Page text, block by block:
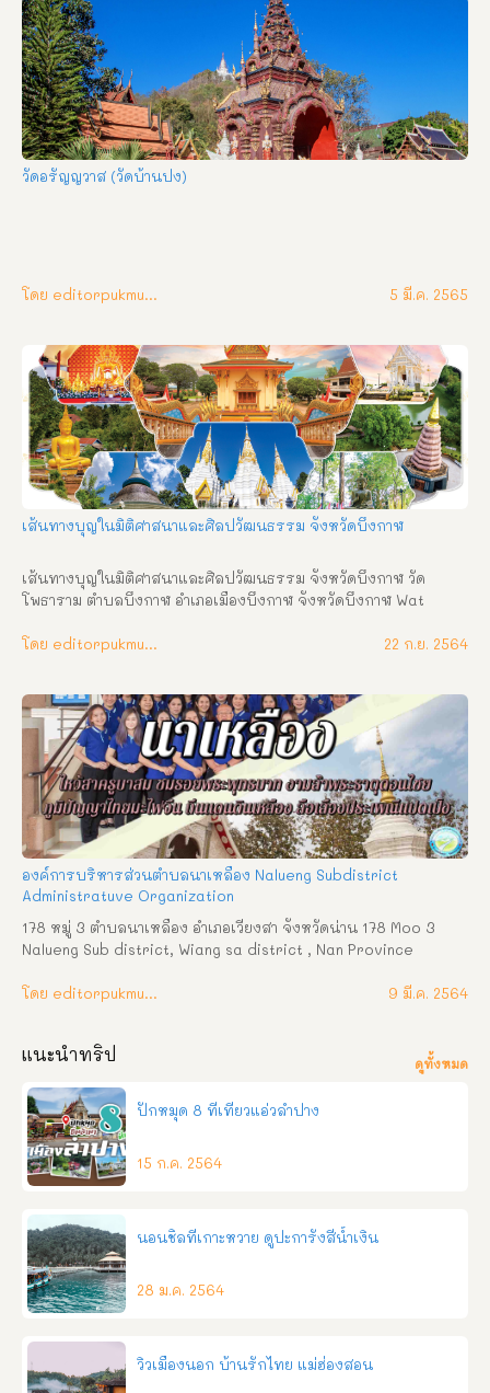
กู้ภัยนคร น่านรวมใจ เมื่อวันที่ ๑๔ กรกฎาคม ๖๕ งานพิธี หล่อเทียน
ประจำพรรษาและกิจกรรมงดเหล้าเข้าพรรษา เนื่องในวันเข้าพรรษา
วันงดเหล้าแห่งชาติ พระสุนทรมุนี ผู้กำกับดูแลงานเผยแผ่พระพุทธ
ศาสนา จังหวัดน่าน นำโครงการเข้าค่ายคุณธรรม ดำเนินการ ณ
โรงเรียนบ้านวังตาว ตำบลสะเนียน อำเภอเมืองน่าน เปิดโครงการ วัน
ที่ ๘ กค. ๖๕ เวลา ๐๙.๐๐ น. พระสุนทรมุนี รองเจ้าคณะจังหวัดน่าน วัด
มิ่งเมือง ประธานเครือข่ายงดเหล้าจังหวัดน่าน เป็นประธานเปิดการ
ประชุมสมาชิก เครือข่ายงดเหล้า จังหวัดน่าน เพื่อเตรียมงาน งดเหล้า
เข้าพรรษา ๒๕๖๕ นี้ ณ ห้องประขุมโรงแรมน้ำทอง อำเภอเมืองน่าน
วัดอรัญญวาส (วัดบ้านปง)
โดย editorpukmudmuangthai 5 มี.ค. 2565
เส้นทางบุญในมิติศาสนาและศิลปวัฒนธรรม จังหวัดบึงกาฬ
เส้นทางบุญในมิติศาสนาและศิลปวัฒนธรรม จังหวัดบึงกาฬ วัด
โพธาราม ตำบลบึงกาฬ อำเภอเมืองบึงกาฬ จังหวัดบึงกาฬ Wat
District, Bueng Kan Province ความเป็นมา วัดโพธาราม ตั้งอยู่เลข
โพธาราม สร้างเมื่อปี พ.ศ. ๒๓๐๐ ชาวบ้านเรียกว่า วัดบ้านท่าไคร้ เดิม
ชื่อวัดโพธิ์ศรี ต่อมา พ.ศ. ๒๔๘๖ ได้เปลี่ยนชื่อวัดเป็นวัดโพธาราม ได้รับ
พระราชทานวิสุงคามสีมา เมื่อปี พ.ศ. ๒๓๐๘ เขตวิสุงคามสีมา กว้าง ๒๐
เมตร ยาว ๔๐ เมตร ปูชนียวัตถุสำคัญ ๑. พระพุทธรูปพระประธาน หน้า
ตักกว้าง ๑.๖๐ เมตร สูง ๒.๑๐ เมตร  สร้างด้วยอิฐถือปูน ๒. หลวงพ่อ
พระใหญ่ เป็นพระพุทธรูปฉาบปูนศิลปะเชียงแสน ปางมารวิชัย ชาว
บ้านเรียก หลวงพ่อใหญ่วัดบ้านท่าไคร้ หน้าตักกว้าง ๒ เมตร พระหัตถ์
ซ้ายหงายวางบนหน้าตัก พระหัตถ์ขวาคว่ำวางทับพระชานุนิ้วพระหัตถ์
ทั้ง ๕ เหยียดลงอย่างมีระเบียบ เหมือนพระพุทธรูปทั่วไปประดิษฐาน
บนแท่นสี่เหลี่ยม ซึ่งได้บูรณะขึ้นมาใหม่ เมื่อปี พ.ศ. ๒๕๓๗ อาคาร
เสนาสนะ ๑. อุโบ […]
โดย editorpukmudmuangthai 22 ก.ย. 2564
องค์การบริหารส่วนตำบลนาเหลือง Nalueng Subdistrict
Administratuve Organization
178 หมู่ 3 ตำบลนาเหลือง อำเภอเวียงสา จังหวัดน่าน 178 Moo 3
Nalueng Sub district, Wiang sa district , Nan Province
054-718297 อีเมล์  :
วิสัยทัศน์ สุขภาพดี
พระธาตุดอนไชย ภูมิปัญญาไทยมะไฟจีน ถิ่นแดนดินเหลือง ลือเลื่อง
ประเพณีแปดเป็ง ความเป็นมา องค์การบริหารส่วนตำบลนาเหลือง
ได้รับการยกฐานะจากสภาตำบลนาเหลือง เป็นองค์การบริหารส่วน
ตำบลนาเหลือง เมื่อวันที่ 23 กุมภาพันธ์ พ.ศ. 2540  ตั้งอยู่เลขที่ 178
หมู่ที่ 3 บ้านนาเหลืองนอก ตั้งอยู่ทางทิศเหนือ ของอำเภอเวียงสา ห่าง
จากตัวอำเภอเวียงสา ประมาณ 17 กิโลเมตร และห่างจากตัวจังหวัด
ประมาณ 15 กิโลเมตร มีพื้นที่ 38.99 ตารางวา   อาณาเขตของ
องค์การบริหารส่วนตำบลนาเหลือง ทิศเหนือ ติดต่อกับตำบลกอง
ควาย อำเภอเมือง และตำบลน้ำแก่น กิ่งอำเภอภูเพียง  ทิศตะวันออก
ติดต่อกับตำบลน้ำปาย อำเภอแม่จริม  ทิศใต้ ติดต่อกับตำบลตาลชุม
อำเภอเวียงส […]
โดย editorpukmudmuangthai 9 มี.ค. 2564
แนะนำทริป ดูทั้งหมด
ปักหมุด 8 ที่เที่ยวแอ่วลำปาง
15 ก.ค. 2564
นอนชิลที่เกาะหวาย ดูปะการังสีน้ำเงิน
28 ม.ค. 2564
วิวเมืองนอก บ้านรักไทย แม่ฮ่องสอน